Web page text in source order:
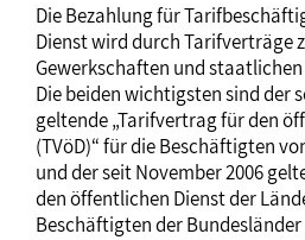
Die Bezahlung für
Dienst wird durch Tarifverträge
Gewerkschaften und
Die beiden wichtigsten sind der
geltende „Tarifvertrag für den
(TVöD)“ für die Beschäftigten
und der seit November 2006
den öffentlichen Dienst der
Beschäftigten der